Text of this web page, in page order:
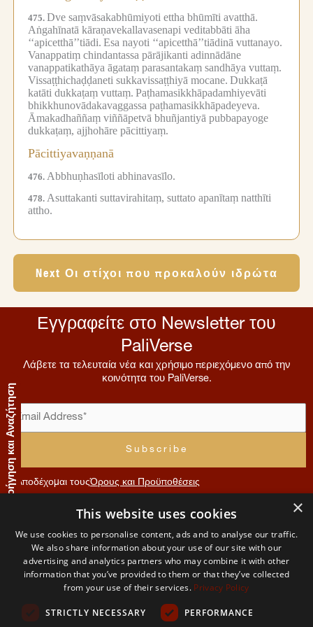
Πλοήγηση και Αναζήτηση
475. Dve saṃvāsakabhūmiyoti ettha bhūmīti avatthā.
Aṅgahīnatā kāraṇavekallavasenapi veditabbāti āha
‘‘apicetthā’’tiādi. Esa nayoti ‘‘apicetthā’’tiādinā vuttanayo.
Vanappatiṃ chindantassa pārājikanti adinnādāne
vanappatikathāya āgataṃ parasantakaṃ sandhāya vuttaṃ.
Vissaṭṭhichaḍḍaneti sukkavissaṭṭhiyā mocane. Dukkaṭā
katāti dukkaṭaṃ vuttaṃ. Paṭhamasikkhāpadamhiyevāti
bhikkhunovādakavaggassa paṭhamasikkhāpadeyeva.
Āmakadhaññaṃ viññāpetvā bhuñjantiyā pubbapayoge
dukkaṭaṃ, ajjhohāre pācittiyaṃ.
Pācittiyavaṇṇanā
476. Abbhuṇhasīloti abhinavasīlo.
478. Asuttakanti suttavirahitaṃ, suttato apanītaṃ natthīti
attho.
Next Οι στίχοι που προκαλούν ιδρώτα
Εγγραφείτε στο Newsletter του
PaliVerse
Λάβετε τα τελευταία νέα και χρήσιμο περιεχόμενο από την
κοινότητα του PaliVerse.
Αποδέχομαι τουςΌρους και Προϋποθέσεις
The
PaliVerse
Μενού
Αρχική
Σχετικά
με εμάς
ομάδα
Συνεισφορά
ΕπικοινωνίαΛογαριασμός
Αίτηση
μέλους
Ο
λογαριασμός
Όροι
Χρήσης
και
Απορρήτου
Όροι και
×
This website uses cookies
We use cookies to personalise content, ads and to analyse our traffic.
We also share information about your use of our site with our
advertising and analytics partners who may combine it with other
information that you’ve provided to them or that they’ve collected
from your use of their services. Privacy Policy
STRICTLY NECESSARY PERFORMANCE